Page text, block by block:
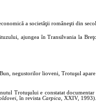
a societăţii româneşti din
ajungea în Transilvania la
negustorilor lioveni, Trotuşul
Trotuşului e constatat
, în revista Carpica , XXIV, 1993).